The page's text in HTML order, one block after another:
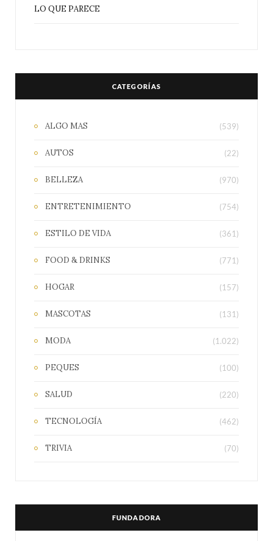
LO QUE PARECE
CATEGORÍAS
ALGO MAS (539)
AUTOS (22)
BELLEZA (970)
ENTRETENIMIENTO (754)
ESTILO DE VIDA (361)
FOOD & DRINKS (771)
HOGAR (157)
MASCOTAS (131)
MODA (1.022)
PEQUES (100)
SALUD (220)
TECNOLOGÍA (462)
TRIVIA (70)
FUNDADORA